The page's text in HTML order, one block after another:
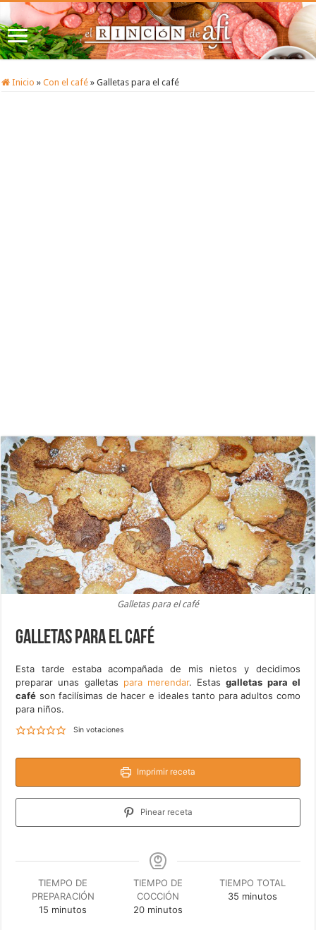
Inicio » Con el café » Galletas para el café
Galletas para el café
Galletas para el café
Esta tarde estaba acompañada de mis nietos y decidimos
preparar unas galletas para merendar. Estasgalletas para el
café son facilísimas de hacer e ideales tanto para adultos como
para niños.
Sin votaciones
Imprimir receta
Pinear receta
TIEMPO DE
PREPARACIÓN
15 minutos
minutos
TIEMPO DE
COCCIÓN
20minutos
minutos
TIEMPO TOTAL
35 minutos
minutos